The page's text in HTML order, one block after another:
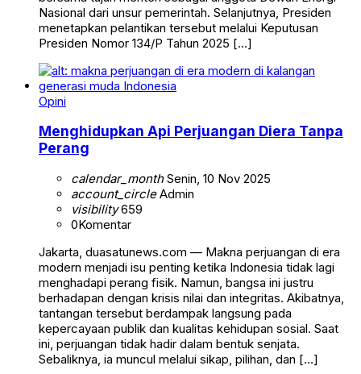
Nasional dari unsur pemerintah. Selanjutnya, Presiden
menetapkan pelantikan tersebut melalui Keputusan
Presiden Nomor 134/P Tahun 2025 […]
Opini
Menghidupkan Api Perjuangan Diera Tanpa
Perang
calendar_monthSenin, 10 Nov 2025
account_circleAdmin
visibility659
0Komentar
Jakarta, duasatunews.com — Makna perjuangan di era
modern menjadi isu penting ketika Indonesia tidak lagi
menghadapi perang fisik. Namun, bangsa ini justru
berhadapan dengan krisis nilai dan integritas. Akibatnya,
tantangan tersebut berdampak langsung pada
kepercayaan publik dan kualitas kehidupan sosial. Saat
ini, perjuangan tidak hadir dalam bentuk senjata.
Sebaliknya, ia muncul melalui sikap, pilihan, dan […]